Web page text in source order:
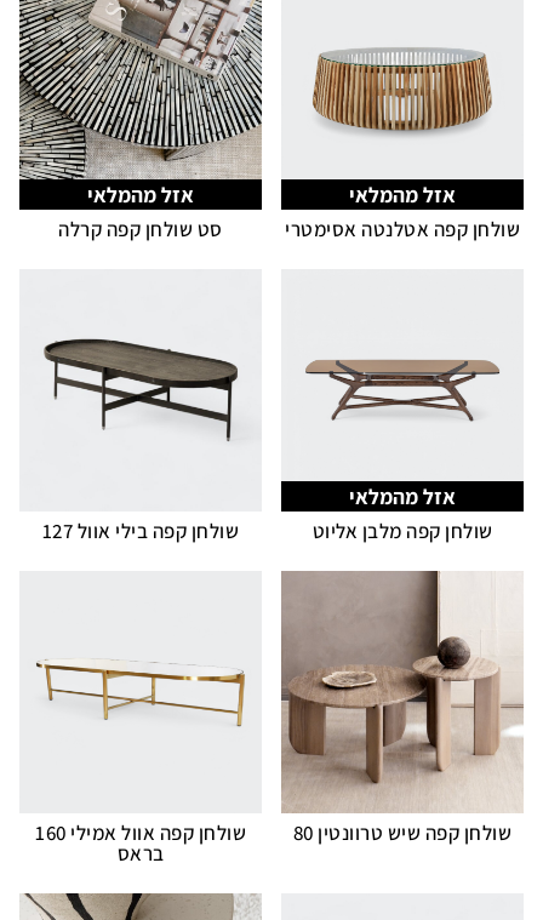
אזל מהמלאי
שולחן קפה אטלנטה אסימטרי
אזל מהמלאי
סט שולחן קפה קרלה
אזל מהמלאי
שולחן קפה מלבן אליוט שולחן קפה בילי אוול 127
שולחן קפה שיש טרוונטין 80 שולחן קפה אוול אמילי 160
בראס